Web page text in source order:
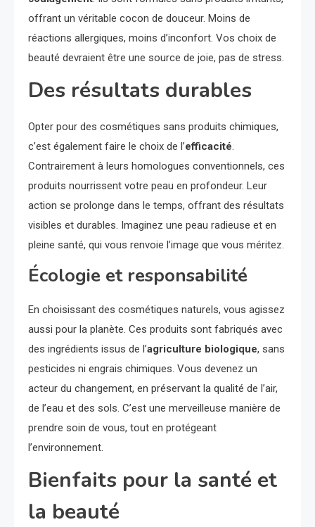
offrant un véritable cocon de douceur. Moins de
réactions allergiques, moins d’inconfort. Vos choix de
beauté devraient être une source de joie, pas de stress.
Des résultats durables
Opter pour des cosmétiques sans produits chimiques,
c’est également faire le choix de l’efficacité.
Contrairement à leurs homologues conventionnels, ces
produits nourrissent votre peau en profondeur. Leur
action se prolonge dans le temps, offrant des résultats
visibles et durables. Imaginez une peau radieuse et en
pleine santé, qui vous renvoie l’image que vous méritez.
Écologie et responsabilité
En choisissant des cosmétiques naturels, vous agissez
aussi pour la planète. Ces produits sont fabriqués avec
des ingrédients issus de l’agriculture biologique, sans
pesticides ni engrais chimiques. Vous devenez un
acteur du changement, en préservant la qualité de l’air,
de l’eau et des sols. C’est une merveilleuse manière de
prendre soin de vous, tout en protégeant
l’environnement.
Bienfaits pour la santé et
la beauté